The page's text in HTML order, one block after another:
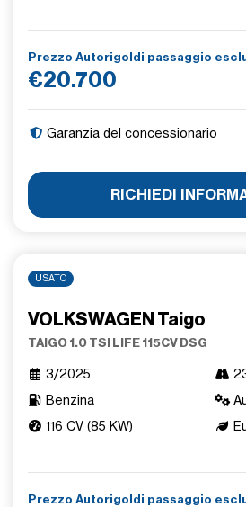
Prezzo Autorigoldi passaggio
€20.700
Garanzia del concessionario
RICHIEDI
USATO
VOLKSWAGEN Taigo
TAIGO 1.0 TSI LIFE 115CV DSG
3/2025
Benzina
116 CV (85 KW)
Prezzo Autorigoldi passaggio